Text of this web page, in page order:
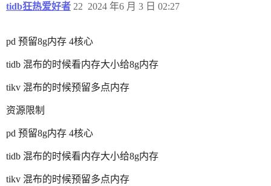
tidb狂热爱好者 2024 年6 月 3 日 02:27
22
pd 预留8g内存 4核心
tidb 混布的时候看内存大小给8g内存
tikv 混布的时候预留多点内存
资源限制
pd 预留8g内存 4核心
tidb 混布的时候看内存大小给8g内存
tikv 混布的时候预留多点内存